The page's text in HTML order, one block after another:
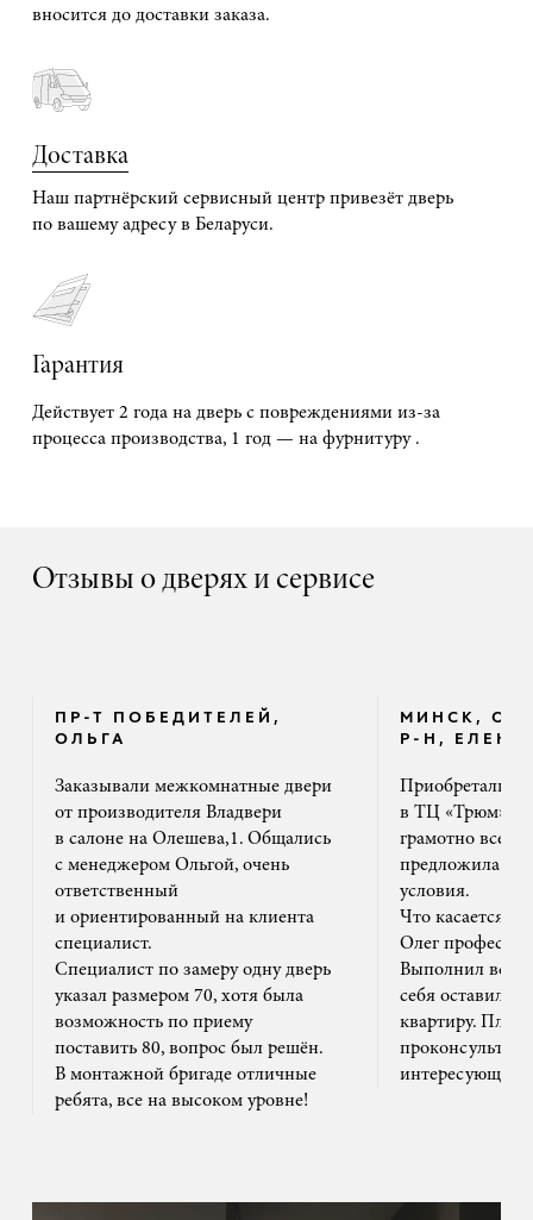
вносится до доставки заказа.
Доставка
Наш партнёрский сервисный центр привезёт дверь
по вашему адресу в Беларуси.
Гарантия
Действует 2 года на дверь с повреждениями из-за
процесса производства, 1 год — на фурнитуру .
Отзывы о дверях и сервисе
ПР-Т ПОБЕДИТЕЛЕЙ,
ОЛЬГА
Заказывали межкомнатные двери
от производителя Владвери
в салоне на Олешева,1. Общались
с менеджером Ольгой, очень
ответственный
и ориентированный на клиента
специалист.
Специалист по замеру одну дверь
указал размером 70, хотя была
возможность по приему
поставить 80, вопрос был решён.
В монтажной бригаде отличные
ребята, все на высоком уровне!
МИНСК,
Р-Н, ЕЛЕНА
Приобретали
в ТЦ «Трюм».
грамотно все
предложила
условия.
Что касается
Олег
Выполнил все
себя оставил
квартиру. Плюс
интересующим